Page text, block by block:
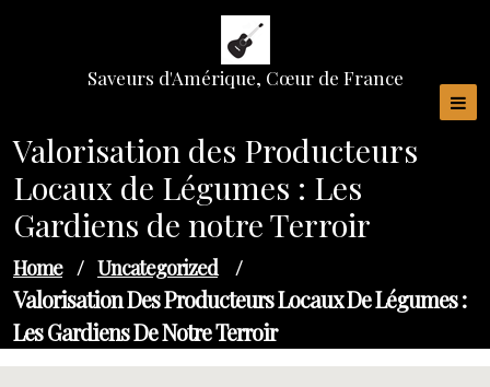
Saveurs d'Amérique, Cœur de France
Valorisation des Producteurs
Locaux de Légumes : Les
Gardiens de notre Terroir
Home / Uncategorized /
Valorisation Des Producteurs Locaux De Légumes :
Les Gardiens De Notre Terroir